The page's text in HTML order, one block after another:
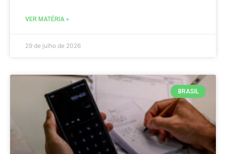
VER MATÉRIA »
29 de julho de 2026
BRASIL